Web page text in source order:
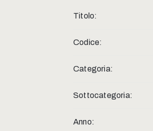
Titolo:
Codice:
Categoria:
Sottocategoria:
Anno: